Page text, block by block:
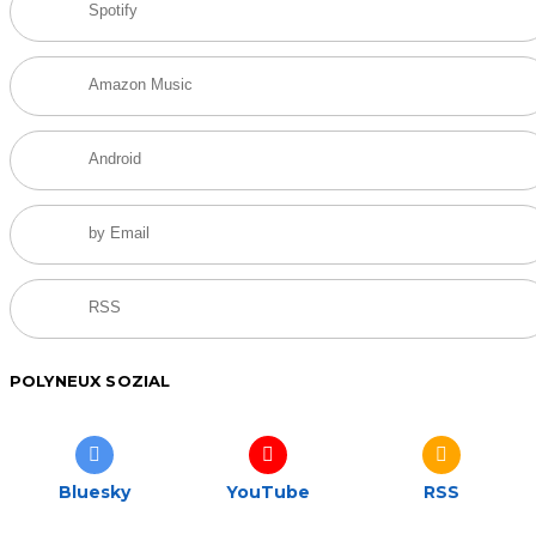
Spotify
Amazon Music
Android
by Email
RSS
POLYNEUX SOZIAL
Bluesky YouTube RSS